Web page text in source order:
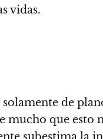
vidas.
de
mucho que esto